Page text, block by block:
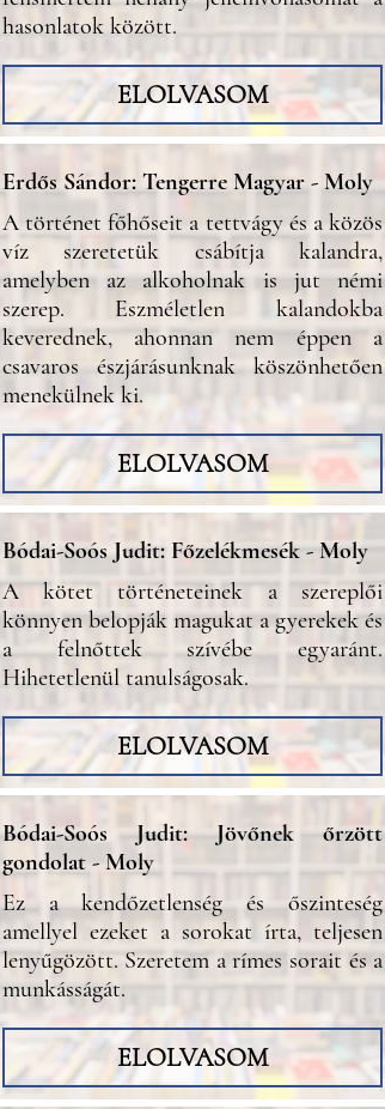
hasonlatok között.
ELOLVASOM
Erdős Sándor: Tengerre Magyar - Moly
A történet főhőseit a tettvágy és a közös
víz szeretetük csábítja kalandra,
amelyben az alkoholnak is jut némi
szerep. Eszméletlen kalandokba
keverednek, ahonnan nem éppen a
csavaros észjárásunknak köszönhetően
menekülnek ki.
ELOLVASOM
Bódai-Soós Judit: Főzelékmesék - Moly
A kötet történeteinek a szereplői
könnyen belopják magukat a gyerekek és
a felnőttek szívébe egyaránt.
Hihetetlenül tanulságosak.
ELOLVASOM
Bódai-Soós Judit: Jövőnek őrzött
gondolat - Moly
Ez a kendőzetlenség és őszinteség
amellyel ezeket a sorokat írta, teljesen
lenyűgözött. Szeretem a rímes sorait és a
munkásságát.
ELOLVASOM